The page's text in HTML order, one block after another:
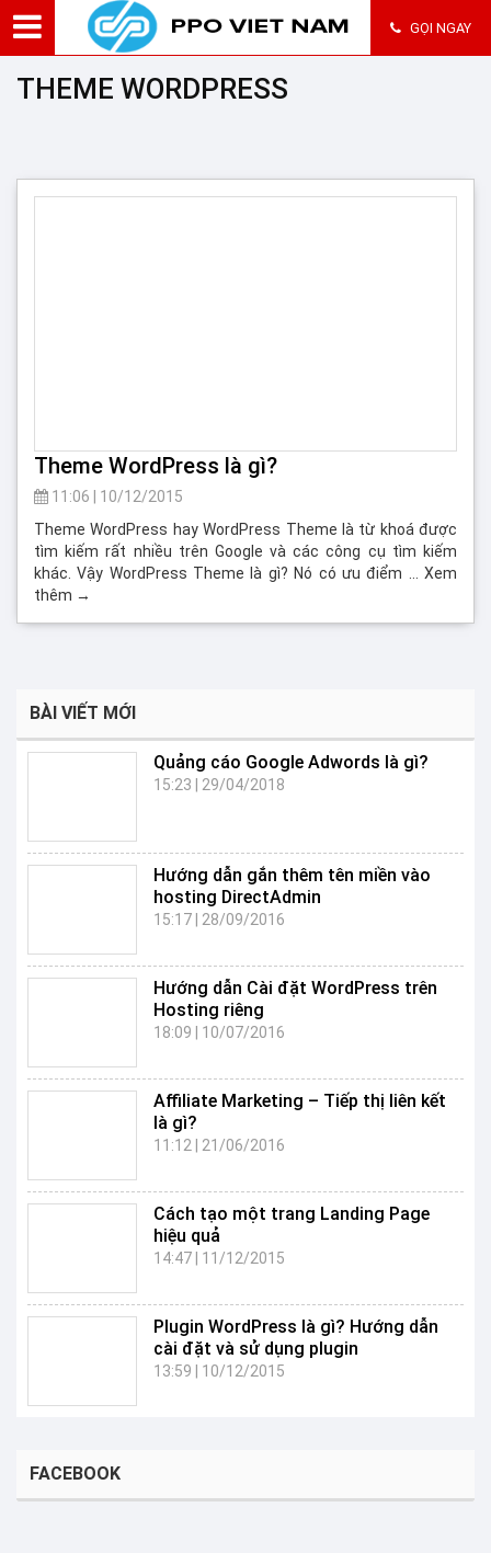
GỌI NGAY
THEME WORDPRESS
Theme WordPress là gì?
11:06
10/12/2015
Theme WordPress hay WordPress Theme là từ khoá được
tìm kiếm rất nhiều trên Google và các công cụ tìm kiếm
khác. Vậy WordPress Theme là gì? Nó có ưu điểm … Xem
thêm →
BÀI VIẾT MỚI
Quảng cáo Google Adwords là gì?
15:23 29/04/2018
Hướng dẫn gắn thêm tên miền vào
hosting DirectAdmin
15:17| 28/09/2016
Hướng dẫn Cài đặt WordPress trên
Hosting riêng
18:09 10/07/2016
Affiliate Marketing – Tiếp thị liên kết
là gì?
11:12 21/06/2016
Cách tạo một trang Landing Page
hiệu quả
14:47| 11/12/2015
Plugin WordPress là gì? Hướng dẫn
cài đặt và sử dụng plugin
13:59 10/12/2015
FACEBOOK